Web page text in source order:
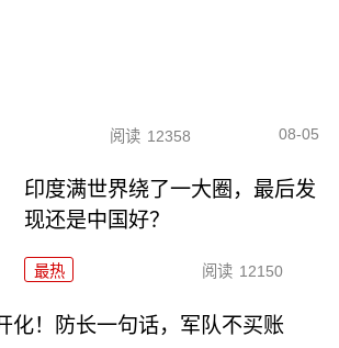
阅读 12358 08-05
印度满世界绕了一大圈，最后发
现还是中国好？
最热 阅读 12150
化！防长一句话，军队不买账